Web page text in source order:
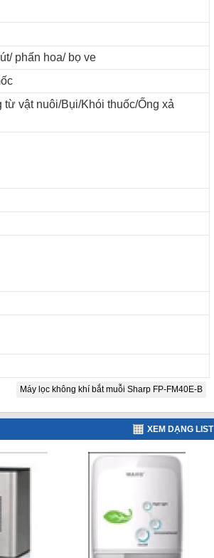
phấn hoa/ bọ ve
vật nuôi/Bụi/Khói thuốc/Ống xả
Máy lọc không khí bắt muỗi Sharp FP-FM40E-B
XEM DẠNG LIST